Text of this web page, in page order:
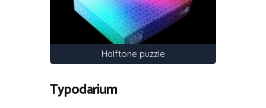
Halftone puzzle
Typodarium